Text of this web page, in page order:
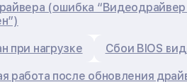
(ошибка
при нагрузке Сбои BIOS
работа после обновления